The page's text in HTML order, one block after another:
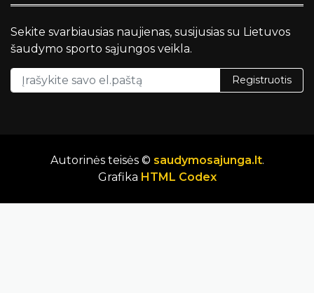
Sekite svarbiausias naujienas, susijusias su Lietuvos
šaudymo sporto sąjungos veikla.
Registruotis
Autorinės teisės © saudymosajunga.lt.
Grafika HTML Codex